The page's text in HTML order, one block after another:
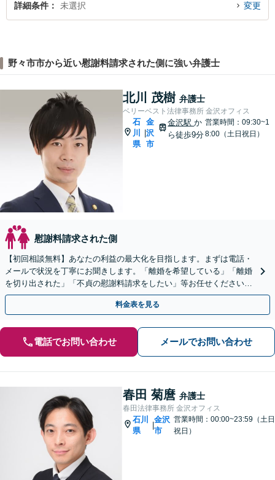
詳細条件 未選択 変更
野々市市から近い慰謝料請求された側に強い弁護士
北川 茂樹 弁護士
ベリーベスト法律事務所 金沢オフィス
石
川
県
|
金
沢
市
金沢駅か
ら徒歩9分
営業時間：09:30~1
8:00（土日祝日）
慰謝料請求された側
【初回相談無料】あなたの利益の最大化を目指します。まずは電話・
メールで状況を丁寧にお聞きします。「離婚を希望している」「離婚
を切り出された」「不貞の慰謝料請求をしたい」等お任せください。
【リーズナブルな料金設定】
料金表を見る
電話でお問い合わせ メールでお問い合わせ
春田 菊麿 弁護士
春田法律事務所 金沢オフィス
石川
県
|
金沢
市
営業時間：00:00~23:59（土日
祝日）